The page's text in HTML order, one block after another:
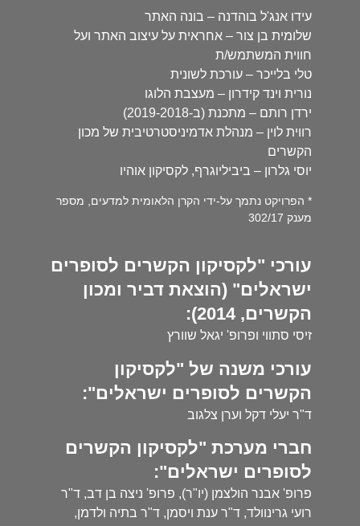
עידו אנג'ל בוהדנה – בונה האתר
שלומית בן צור – אחראית על עיצוב האתר ועל
חווית המשתמש/ת
טלי בלייכר – עורכת לשונית
נורית וינד קידרון – מעצבת הלוגו
ירדן רותם – מתכנת (ב-2019-2018)
רווית לוין – מנהלת אדמיניסטרטיבית של מכון
הקשרים
יוסי גלרון – ביביליוגרף, לקסיקון אוהיו
* הפרויקט נתמך על-ידי הקרן הלאומית למדעים, מספר
מענק 302/17
עורכי "לקסיקון הקשרים לסופרים
ישראלים" (הוצאת דביר ומכון
הקשרים, 2014):
זיסי סתווי ופרופ' יגאל שוורץ
עורכי משנה של "לקסיקון
הקשרים לסופרים ישראלים":
ד"ר יעלי דקל וערן צלגוב
חברי מערכת "לקסיקון הקשרים
לסופרים ישראלים":
פרופ' אבנר הולצמן (יו"ר), פרופ' ניצה בן דב, ד"ר
רועי גרינוולד, ד"ר ענת ויסמן, ד"ר בתיה ולדמן,